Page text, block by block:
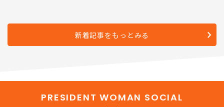
新着記事をもっとみる
PRESIDENT WOMAN SOCIAL